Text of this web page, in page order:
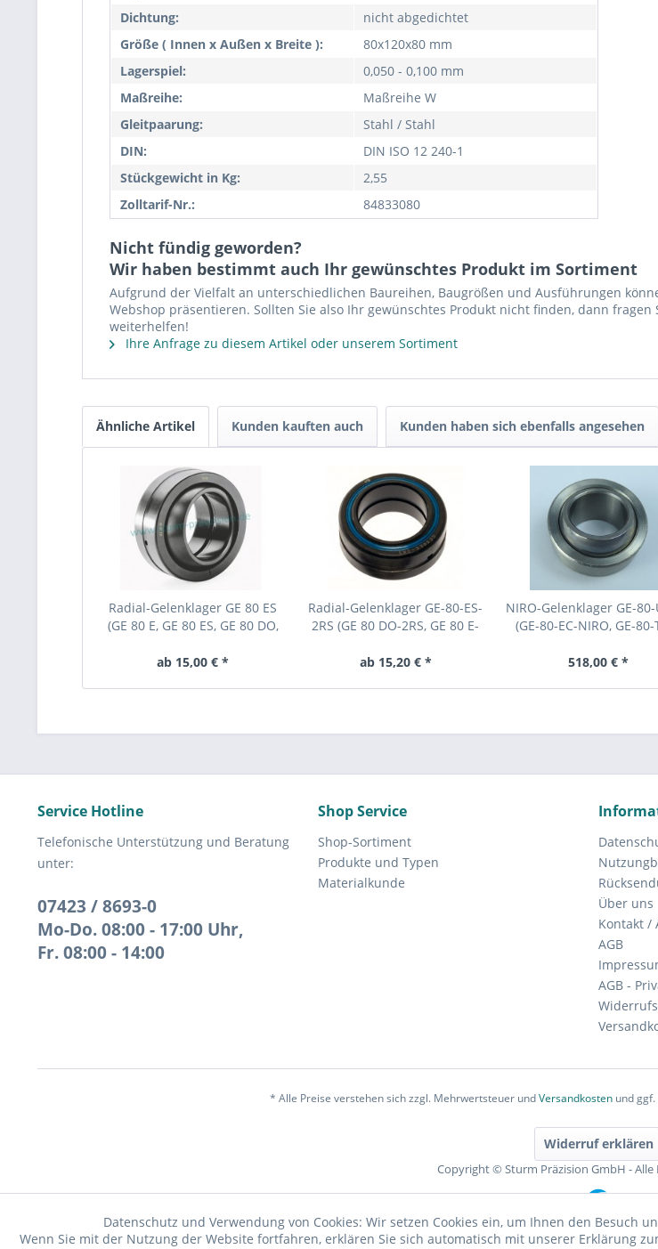
Dichtung:
nicht abgedichtet
Größe ( Innen x Außen x Breite ):
80x120x80 mm
Lagerspiel:
0,050 - 0,100 mm
Maßreihe:
Maßreihe W
Gleitpaarung:
Stahl / Stahl
DIN:
DIN ISO 12 240-1
Stückgewicht in Kg:
2,55
Zolltarif-Nr.:
84833080
Nicht fündig geworden?
Wir haben bestimmt auch Ihr gewünschtes Produkt im Sortiment
Aufgrund der Vielfalt an unterschiedlichen Baureihen, Baugrößen und Ausführungen
Webshop präsentieren. Sollten Sie also Ihr gewünschtes Produkt nicht finden, dann
weiterhelfen!
Ihre Anfrage zu diesem Artikel oder unserem Sortiment
Ähnliche Artikel Kunden kauften auch Kunden haben sich ebenfalls angesehen
Radial-Gelenklager GE 80 ES
(GE 80 E, GE 80 ES, GE 80 DO,
ab 15,00 € *
Radial-Gelenklager GE-80-ES-
2RS (GE 80 DO-2RS, GE 80 E-
ab 15,20 € *
NIRO-Gelenklager GE-
(GE-80-EC-NIRO, GE-80-
518,00 € *
Service Hotline
Telefonische Unterstützung und Beratung
unter:
07423 / 8693-0
Mo-Do. 08:00 - 17:00 Uhr,
Fr. 08:00 - 14:00
Shop Service
Shop-Sortiment
Produkte und Typen
Materialkunde
Über uns
Kontakt /
AGB
AGB -
* Alle Preise verstehen sich zzgl. Mehrwertsteuer undVersandkosten und
Widerruf erklären
Copyright © Sturm Präzision GmbH -
Datenschutz und Verwendung von Cookies: Wir setzen Cookies ein, um Ihnen den Besuch
Wenn Sie mit der Nutzung der Website fortfahren, erklären Sie sich automatisch mit unserer Erklärung